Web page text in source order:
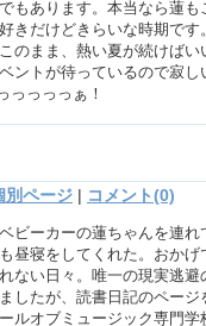
もあります。本当なら蓮
きだけどきらいな時期です
のまま、熱い夏が続けば
ントが待っているので寂し
っっっっぁ！
別ページ | コメント(0)
ビーカーの蓮ちゃんを連れ
昼寝をしてくれた。おかげ
ない日々。唯一の現実逃避
したが、読書日記のペー
ルオブミュージック専門学